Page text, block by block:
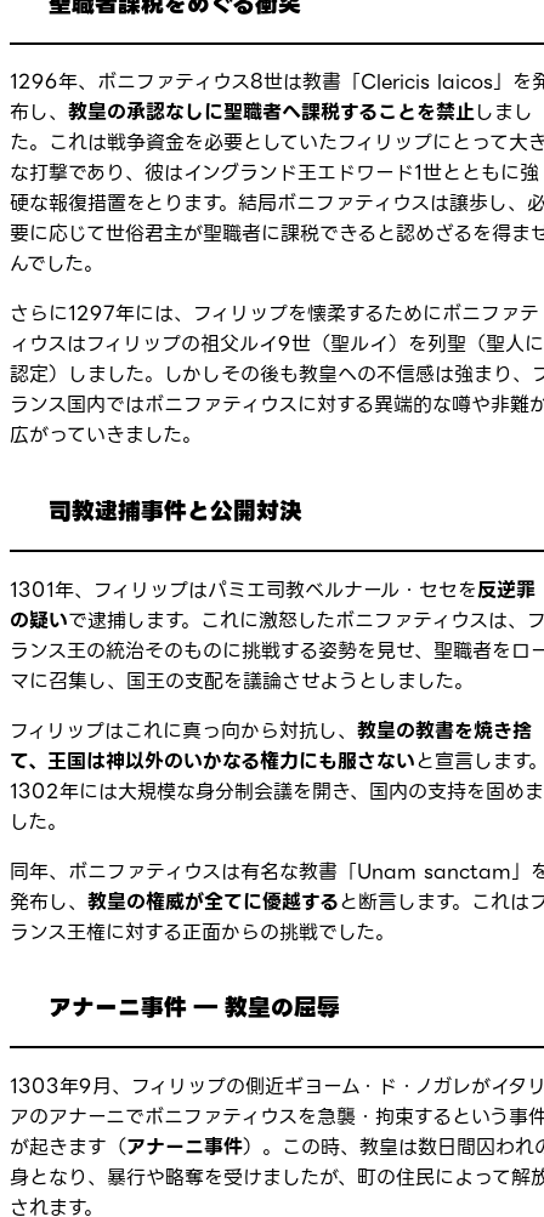
1296年、ボニファティウス8世は教書「Clericis laicos」を
布し、 教皇の承認なしに聖職者へ課税することを禁止しまし
た。これは戦争資金を必要としていたフィリップにとって大
な打撃であり、彼はイングランド王エドワード1世とともに強
硬な報復措置をとります。結局ボニファティウスは譲歩し、
要に応じて世俗君主が聖職者に課税できると認めざるを得ま
んでした。
さらに1297年には、フィリップを懐柔するためにボニファテ
ィウスはフィリップの祖父ルイ9世（聖ルイ）を列聖（聖人に
認定）しました。しかしその後も教皇への不信感は強まり、
ランス国内ではボニファティウスに対する異端的な噂や非難
広がっていきました。
司教逮捕事件と公開対決
1301年、フィリップはパミエ司教ベルナール・セセを反逆罪
の疑いで逮捕します。これに激怒したボニファティウスは、
ランス王の統治そのものに挑戦する姿勢を見せ、聖職者をロ
マに召集し、国王の支配を議論させようとしました。
フィリップはこれに真っ向から対抗し、 教皇の教書を焼き捨
て、王国は神以外のいかなる権力にも服さないと宣言します
1302年には大規模な身分制会議を開き、国内の支持を固めま
した。
同年、ボニファティウスは有名な教書「Unam sanctam」
発布し、 教皇の権威が全てに優越すると断言します。これは
ランス王権に対する正面からの挑戦でした。
アナーニ事件 ― 教皇の屈辱
1303年9月、フィリップの側近ギヨーム・ド・ノガレがイタ
アのアナーニでボニファティウスを急襲・拘束するという事
が起きます（アナーニ事件）。この時、教皇は数日間囚われ
身となり、暴行や略奪を受けましたが、町の住民によって解
されます。